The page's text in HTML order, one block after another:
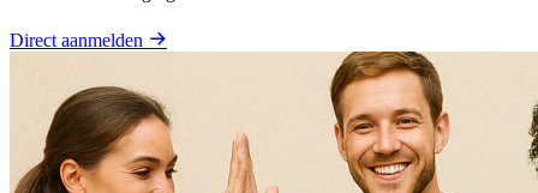
Direct aanmelden